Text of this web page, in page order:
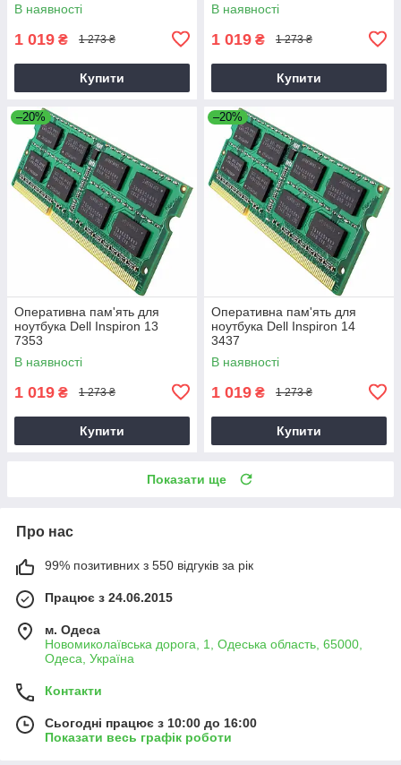
В наявності
1 019 ₴ 1 273 ₴
Купити
В наявності
1 019 ₴ 1 273 ₴
Купити
–20%
Оперативна пам'ять для
ноутбука Dell Inspiron 13
7353
В наявності
1 019 ₴ 1 273 ₴
Купити
–20%
Оперативна пам'ять для
ноутбука Dell Inspiron 14
3437
В наявності
1 019 ₴ 1 273 ₴
Купити
Показати ще
Про нас
99% позитивних з 550 відгуків за рік
Працює з 24.06.2015
м. Одеса
Новомиколаївська дорога, 1, Одеська область, 65000,
Одеса, Україна
Контакти
Сьогодні працює з 10:00 до 16:00
Показати весь графік роботи